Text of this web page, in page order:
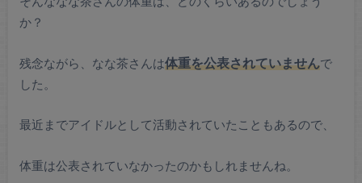
か？
残念ながら、なな茶さんは体重を公表されていませんで
した。
最近までアイドルとして活動されていたこともあるので、
体重は公表されていなかったのかもしれませんね。